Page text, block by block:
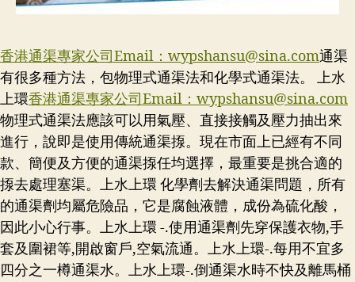
香港通渠專家公司Email： wypshansu@sina.com通渠
有很多種方法，包物理式通渠法和化學式通渠法。 上水
上環香港通渠專家公司Email： wypshansu@sina.com
物理式通渠法應該可以用氣壓、直接接觸及壓力抽出來
進行，說即是使用傳統通渠揼。現在市面上已經有不同
款、簡便及方便的通渠揼任均選擇，最重要是挑合適的
揼去處理塞渠。上水上環 化學劑去解決通渠問題，所有
的通渠劑均屬危險品，它是腐蝕液體，成份為硫化酸，
因此小心行事。上水上環 -.使用通渠劑先穿保護衣物,手
套及圍裙等,開啟窗戶,空氣流通。上水上環-.每用不宜多
四分之一樽通渠水。上水上環-.倒通渠水時不快及離馬桶